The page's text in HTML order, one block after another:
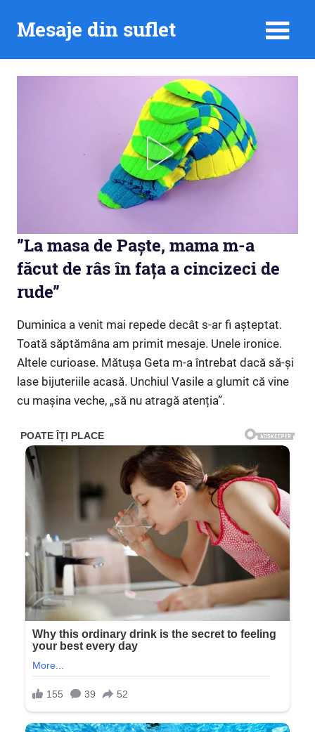
Mesaje din suflet
”La masa de Paște, mama m-a
făcut de râs în fața a cincizeci de
rude”
Duminica a venit mai repede decât s-ar fi așteptat.
Toată săptămâna am primit mesaje. Unele ironice.
Altele curioase. Mătușa Geta m-a întrebat dacă să-și
lase bijuteriile acasă. Unchiul Vasile a glumit că vine
cu mașina veche, „să nu atragă atenția”.